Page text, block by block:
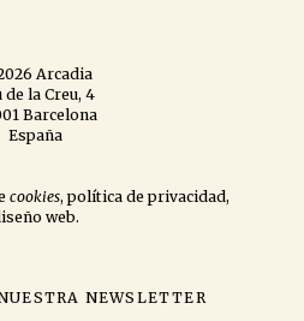
Arcadia
de la Creu, 4
Barcelona
España
cookies,política de privacidad,
web.
NEWSLETTER